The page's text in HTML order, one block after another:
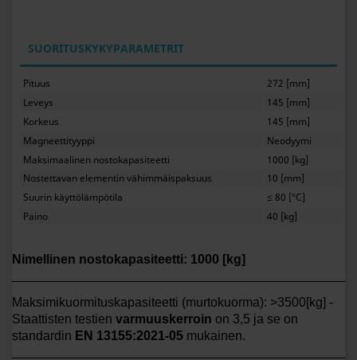
SUORITUSKYKYPARAMETRIT
Pituus
272 [mm]
Leveys
145 [mm]
Korkeus
145 [mm]
Magneettityyppi
Neodyymi
Maksimaalinen nostokapasiteetti
1000 [kg]
Nostettavan elementin vähimmäispaksuus
10 [mm]
Suurin käyttölämpötila
≤ 80 [°C]
Paino
40 [kg]
Nimellinen nostokapasiteetti: 1000 [kg]
Maksimikuormituskapasiteetti (murtokuorma): >3500[kg] -
Staattisten testien varmuuskerroin on 3,5 ja se on
standardin EN 13155:2021-05 mukainen.